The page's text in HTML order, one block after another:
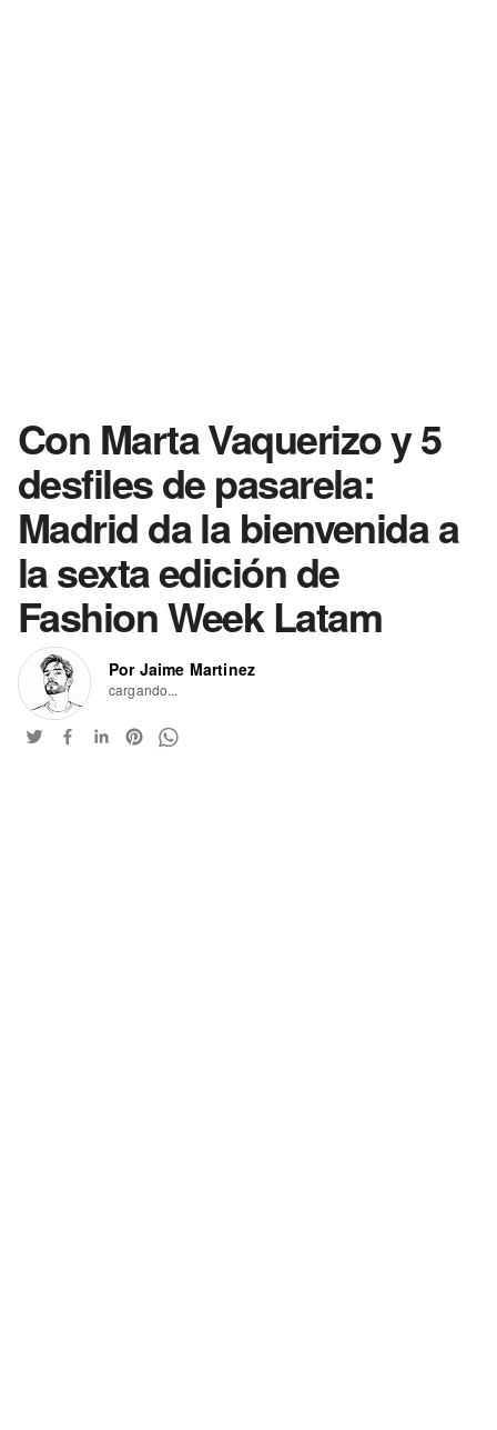
Con Marta Vaquerizo y 5
desfiles de pasarela:
Madrid da la bienvenida a
la sexta edición de
Fashion Week Latam
Por Jaime Martinez
cargando...